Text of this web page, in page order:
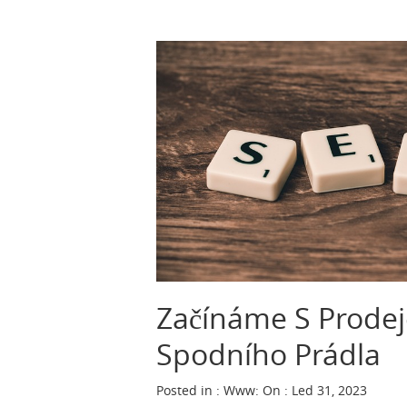
Začínáme S
Spodního Prádla
Posted in : Www: On : Led 31, 2023